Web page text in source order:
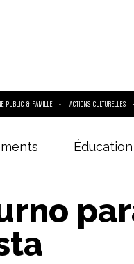
PUBLIC & FAMILLE ACTIONS CULTURELLES